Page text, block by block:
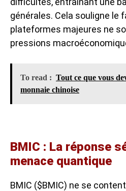
générales. Cela souligne le
plateformes majeures ne
pressions
To read : Tout ce que vous
monnaie chinoise
BMIC : La réponse
menace quantique
BMIC ($BMIC) ne se